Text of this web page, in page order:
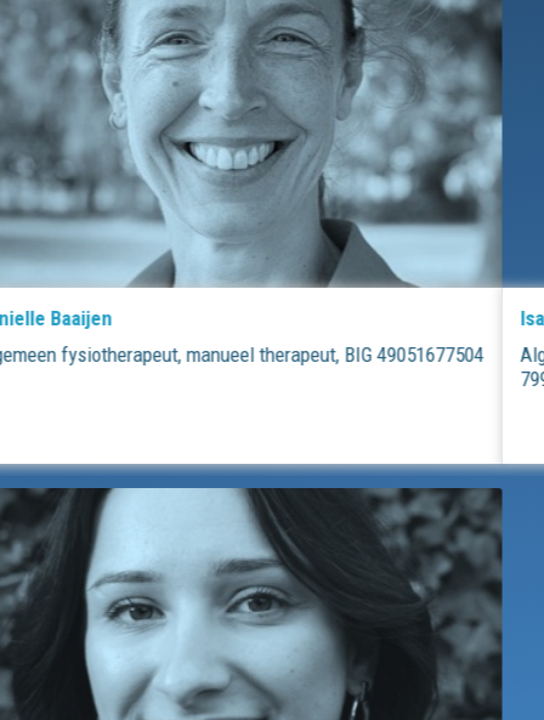
Isa Gebbinck
Algemeen fysiotherapeut, kinderfysiotherapeut i.o. BIG